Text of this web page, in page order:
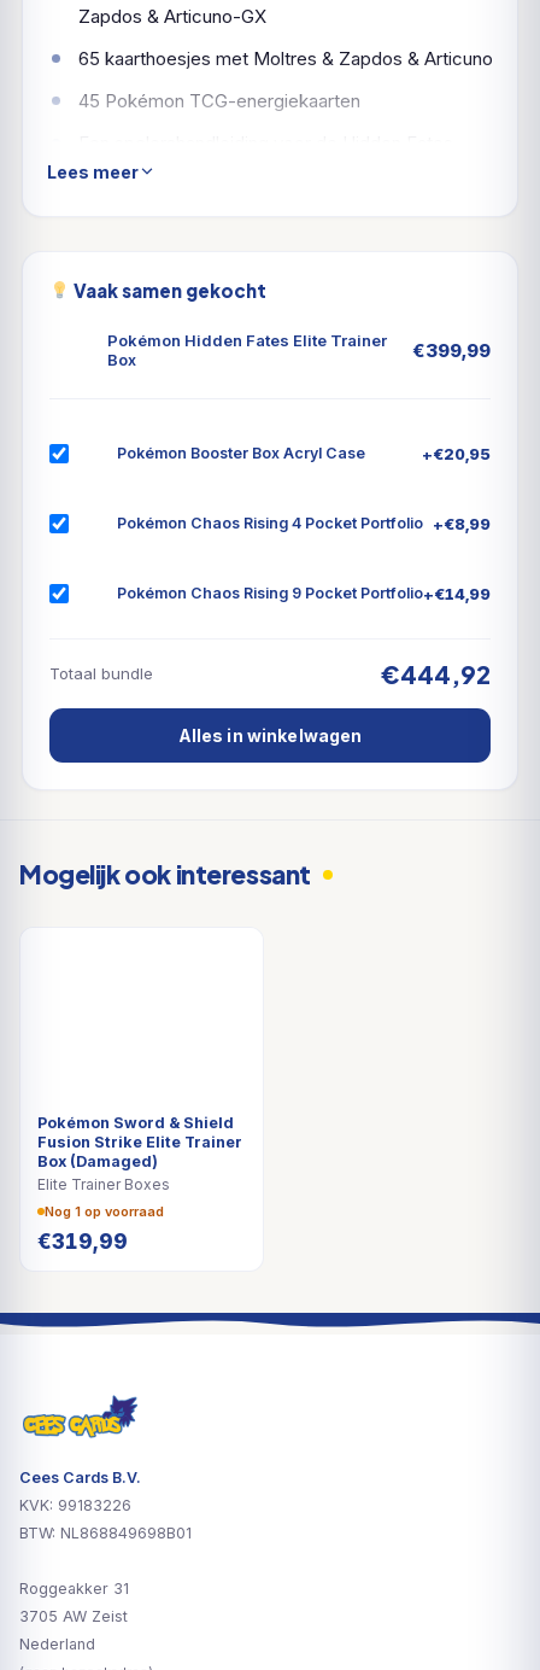
Zapdos & Articuno-GX
65 kaarthoesjes met Moltres & Zapdos & Articuno
45 Pokémon TCG-energiekaarten
uitbreiding
2 acryl-conditiemarkers en 1 acryl-TAG TEAM GX-
Een verzamelbox om alles in op te bergen, met 4
Een codekaart voor het Pokémon Trading Card
Lees meer
Vaak samen gekocht
Pokémon Hidden Fates Elite Trainer
Box
€399,99
Pokémon Booster Box Acryl Case +€20,95
Pokémon Chaos Rising 4 Pocket Portfolio +€8,99
Pokémon Chaos Rising 9 Pocket Portfolio+€14,99
Totaal bundle €444,92
Alles in winkelwagen
Mogelijk ook interessant
Pokémon Sword & Shield
Fusion Strike Elite Trainer
Box (Damaged)
Elite Trainer Boxes
Nog 1 op voorraad
€319,99
Cees Cards B.V.
KVK: 99183226
BTW: NL868849698B01
Roggeakker 31
3705 AW Zeist
Nederland